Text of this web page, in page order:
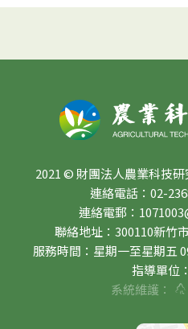
2021 © 財團法人農業科技
連絡電話：02-
連絡電郵：
聯絡地址：300110新竹
服務時間：星期一至星期五
指導單位
系統維護：